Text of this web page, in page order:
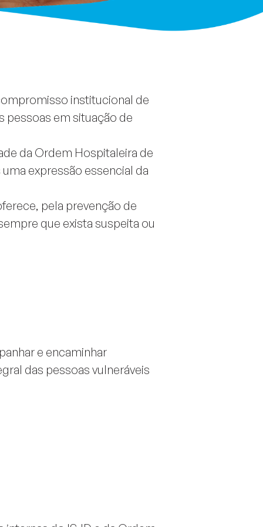
institucional de
pessoas em situação de
da Ordem Hospitaleira de
expressão essencial da
pela prevenção de
que exista suspeita ou
e encaminhar
das pessoas vulneráveis